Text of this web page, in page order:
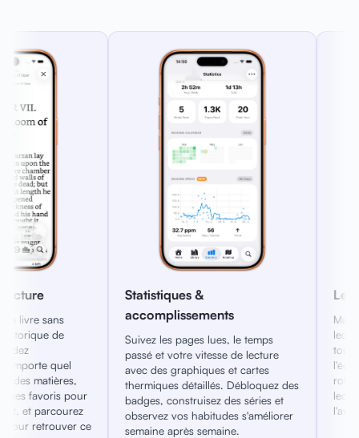
lues, le temps
de lecture
et cartes
Débloquez des
des séries et
s'améliorer
Lecture bord à bord
Maximisez votre écran avec une
lecture bord à bord qui supprime
toutes les distractions. Maintenez
l'écran allumé et verrouillez la
rotation pour que votre angle de
lecture reste exactement là où vous
l'avez défini.